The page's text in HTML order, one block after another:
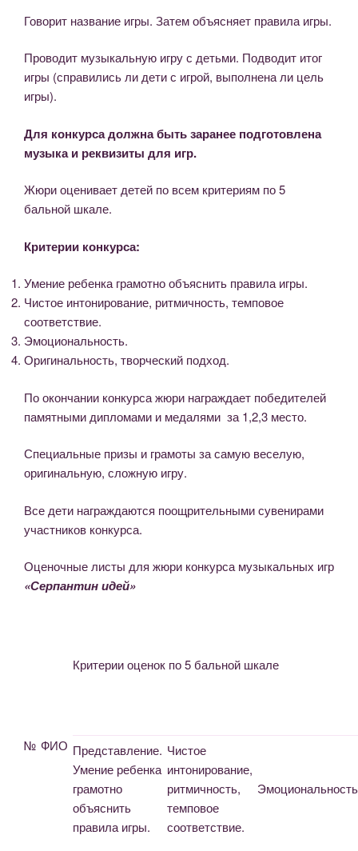
Говорит название игры. Затем объясняет правила игры.
Проводит музыкальную игру с детьми. Подводит итог
игры (справились ли дети с игрой, выполнена ли цель
игры).
Для конкурса должна быть заранее подготовлена
музыка и реквизиты для игр.
Жюри оценивает детей по всем критериям по 5
бальной шкале.
Критерии конкурса:
Умение ребенка грамотно объяснить правила игры.
Чистое интонирование, ритмичность, темповое
соответствие.
Эмоциональность.
Оригинальность, творческий подход.
По окончании конкурса жюри награждает победителей
памятными дипломами и медалями за 1,2,3 место.
Специальные призы и грамоты за самую веселую,
оригинальную, сложную игру.
Все дети награждаются поощрительными сувенирами
участников конкурса.
Оценочные листы для жюри конкурса музыкальных игр
«Серпантин идей»
№ ФИО
Критерии оценок по 5 бальной шкале
Представление.
Умение ребенка
грамотно
объяснить
правила игры.
Чистое
интонирование,
ритмичность,
темповое
соответствие.